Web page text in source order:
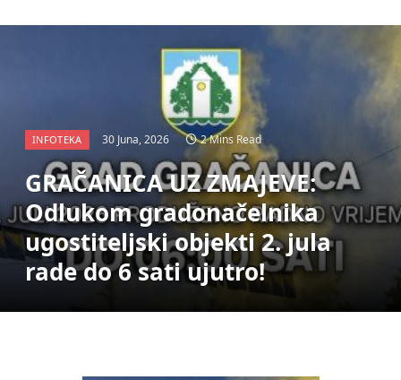
INFOTEKA 30 Juna, 2026 2 Mins Read
GRAČANICA UZ ZMAJEVE:
Odlukom gradonačelnika
ugostiteljski objekti 2. jula
rade do 6 sati ujutro!